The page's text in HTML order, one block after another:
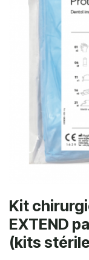
Kit
EXTEND
(kits